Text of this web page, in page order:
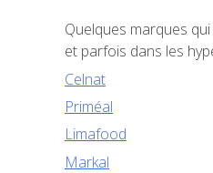
Quelques marques
et parfois dans les
Celnat
Priméal
Limafood
Markal